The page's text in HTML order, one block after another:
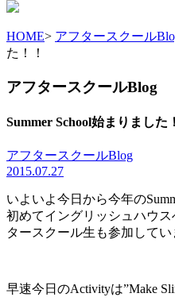
HOME> アフタースクール
た！！
アフタースクールBlog
Summer School始まりました
アフタースクールBlog
2015.07.27
いよいよ今日から今年の
初めてイングリッシュハウ
タースクール生も参加してい
早速今日のActivityは”Make